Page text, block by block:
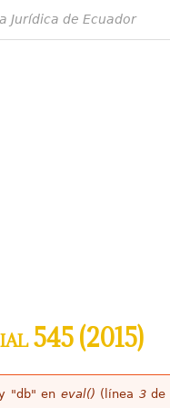
Jurídica de Ecuador
545 (2015)
"db" en eval() (línea 3de